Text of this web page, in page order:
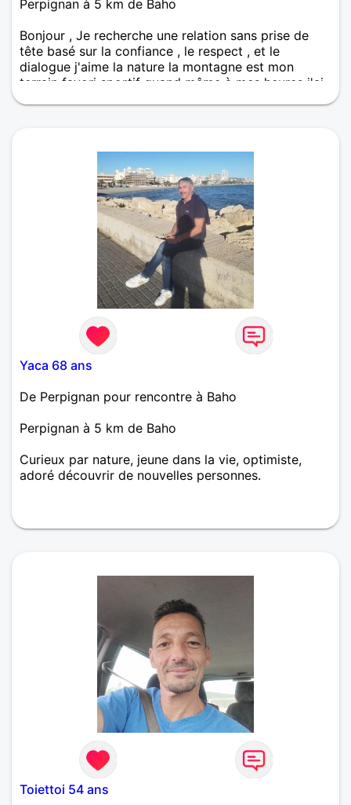
Perpignan à 5 km de Baho
Bonjour , Je recherche une relation sans prise de
tête basé sur la confiance , le respect , et le
dialogue j'aime la nature la montagne est mon
terrain favori sportif quand même à mes heures j'ai
Yaca 68 ans
De Perpignan pour rencontre à Baho
Perpignan à 5 km de Baho
Curieux par nature, jeune dans la vie, optimiste,
adoré découvrir de nouvelles personnes.
Toiettoi 54 ans